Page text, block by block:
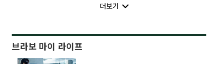
더보기
브라보 마이 라이프